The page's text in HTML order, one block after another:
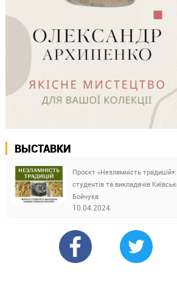
ВЫСТАВКИ
Проєкт «Незламність
студентів та викладачів
Бойчука
10.04.2024